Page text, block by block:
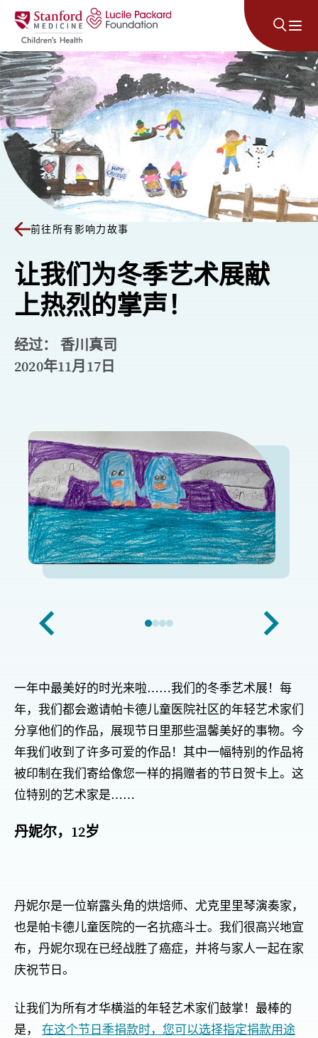
跳至内容
前往所有影响力故事
让我们为冬季艺术展献
上热烈的掌声！
经过： 香川真司
2020年11月17日
一年中最美好的时光来啦……我们的冬季艺术展！每
年，我们都会邀请帕卡德儿童医院社区的年轻艺术家们
分享他们的作品，展现节日里那些温馨美好的事物。今
年我们收到了许多可爱的作品！其中一幅特别的作品将
被印制在我们寄给像您一样的捐赠者的节日贺卡上。这
位特别的艺术家是……
丹妮尔，12岁
丹妮尔是一位崭露头角的烘焙师、尤克里里琴演奏家，
也是帕卡德儿童医院的一名抗癌斗士。我们很高兴地宣
布，丹妮尔现在已经战胜了癌症，并将与家人一起在家
庆祝节日。
让我们为所有才华横溢的年轻艺术家们鼓掌！最棒的
是， 在这个节日季捐款时，您可以选择指定捐款用途